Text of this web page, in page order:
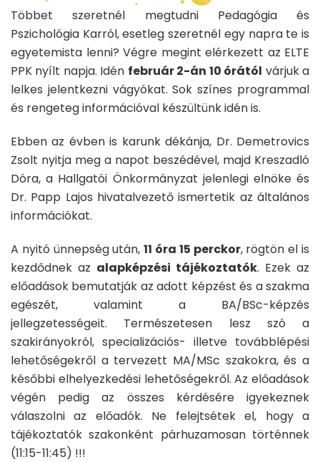
Többet szeretnél megtudni Pedagógia és
Pszichológia Karról, esetleg szeretnél egy napra te is
egyetemista lenni? Végre megint elérkezett az ELTE
PPK nyílt napja. Idén február 2-án 10 órától várjuk a
lelkes jelentkezni vágyókat. Sok színes programmal
és rengeteg információval készültünk idén is.
Ebben az évben is karunk dékánja, Dr. Demetrovics
Zsolt nyitja meg a napot beszédével, majd Kreszadló
Dóra, a Hallgatói Önkormányzat jelenlegi elnöke és
Dr. Papp Lajos hivatalvezető ismertetik az általános
információkat.
A nyitó ünnepség után,11 óra 15 perckor, rögtön el is
kezdődnek az alapképzési tájékoztatók. Ezek az
előadások bemutatják az adott képzést és a szakma
egészét, valamint a BA/BSc-képzés
jellegzetességeit. Természetesen lesz szó a
szakirányokról, specializációs- illetve továbblépési
lehetőségekről a tervezett MA/MSc szakokra, és a
későbbi elhelyezkedési lehetőségekről. Az előadások
végén pedig az összes kérdésére igyekeznek
válaszolni az előadók. Ne felejtsétek el, hogy a
tájékoztatók szakonként párhuzamosan történnek
(11:15-11:45) !!!